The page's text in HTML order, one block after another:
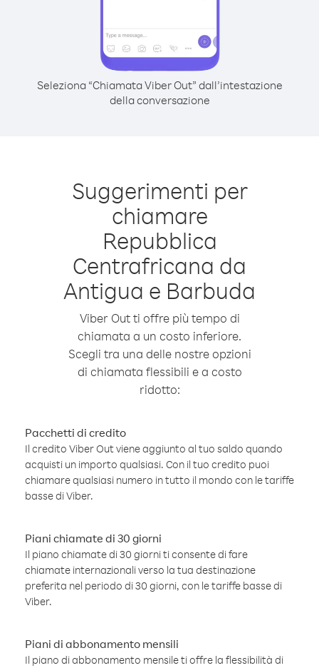
Seleziona “Chiamata Viber Out” dall’intestazione
della conversazione
Suggerimenti per
chiamare
Repubblica
Centrafricana da
Antigua e Barbuda
Viber Out ti offre più tempo di
chiamata a un costo inferiore.
Scegli tra una delle nostre opzioni
di chiamata flessibili e a costo
ridotto:
Pacchetti di credito
Il credito Viber Out viene aggiunto al tuo saldo quando
acquisti un importo qualsiasi. Con il tuo credito puoi
chiamare qualsiasi numero in tutto il mondo con le tariffe
basse di Viber.
Piani chiamate di 30 giorni
Il piano chiamate di 30 giorni ti consente di fare
chiamate internazionali verso la tua destinazione
preferita nel periodo di 30 giorni, con le tariffe basse di
Viber.
Piani di abbonamento mensili
Il piano di abbonamento mensile ti offre la flessibilità di